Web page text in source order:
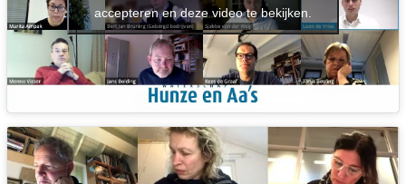
accepteren en deze video te bekijken.